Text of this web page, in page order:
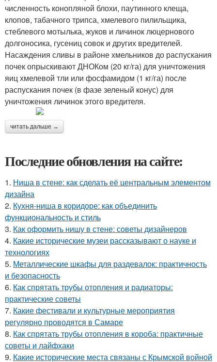
численность конопляной блохи, паутинного клеща,
клопов, табачного трипса, хмелевого пилильщика,
стеблевого мотылька, жуков и личинок люцернового
долгоносика, гусениц совок и других вредителей.
Насаждения сливы в районе хмельников до распускания
почек опрыскивают ДНОКом (20 кг/га) для уничтожения
яиц хмелевой тли или фосфамидом (1 кг/га) после
распускания почек (в фазе зеленый конус) для
уничтожения личинок этого вредителя.
читать дальше →
Последние обновления на сайте:
1. Ниша в стене: как сделать её центральным элементом
дизайна
2. Кухня-ниша в коридоре: как объединить
функциональность и стиль
3. Как оформить нишу в стене: советы дизайнеров
4. Какие исторические музеи рассказывают о науке и
технологиях
5. Металлические шкафы для раздевалок: практичность
и безопасность
6. Как спрятать трубы отопления и радиаторы:
практические советы
7. Какие фестивали и культурные мероприятия
регулярно проводятся в Самаре
8. Как спрятать трубы отопления в короба: практичные
советы и лайфхаки
9. Какие исторические места связаны с Крымской войной